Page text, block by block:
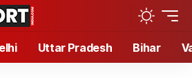
Uttar Pradesh Bihar